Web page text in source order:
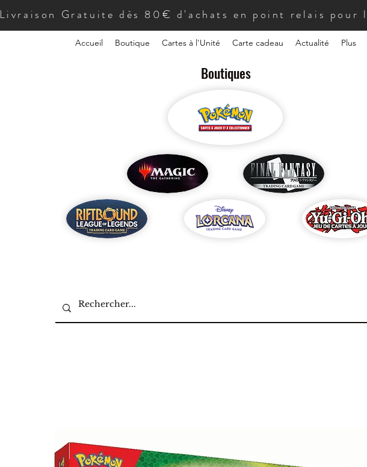
Livraison Gratuite dès 80€ d'achats en point relais pour
Accueil Boutique Cartes à l'Unité Carte cadeau Actualité Plus
Boutiques